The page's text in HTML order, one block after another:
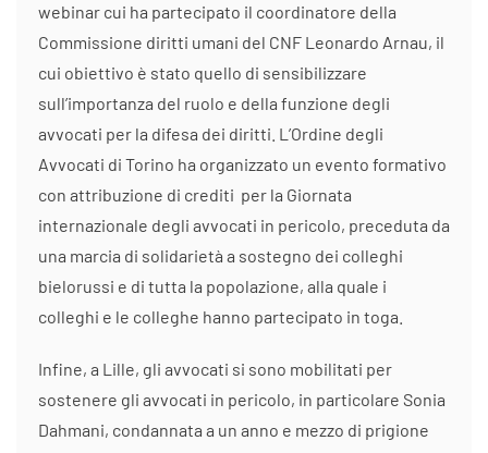
webinar cui ha partecipato il coordinatore della
Commissione diritti umani del CNF Leonardo Arnau, il
cui obiettivo è stato quello di sensibilizzare
sull’importanza del ruolo e della funzione degli
avvocati per la difesa dei diritti. L’Ordine degli
Avvocati di Torino ha organizzato un evento formativo
con attribuzione di crediti per la Giornata
internazionale degli avvocati in pericolo, preceduta da
una marcia di solidarietà a sostegno dei colleghi
bielorussi e di tutta la popolazione, alla quale i
colleghi e le colleghe hanno partecipato in toga.
Infine, a Lille, gli avvocati si sono mobilitati per
sostenere gli avvocati in pericolo, in particolare Sonia
Dahmani, condannata a un anno e mezzo di prigione